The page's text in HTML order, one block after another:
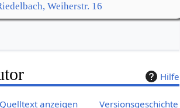
Weiherstr. 16
Hilfe
Quelltext anzeigen Versionsgeschichte